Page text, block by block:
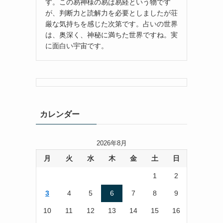
す。この易神様の易は易経という物です
が、判断力と読解力を必要としましたが荘
厳な気持ちを感じた次第です。占いの世界
は、奥深く、神秘に満ちた世界ですね。実
に面白い宇宙です。
カレンダー
2026年8月
月 火 水 木 金 土 日
1 2
3 4 5 6 7 8 9
10 11 12 13 14 15 16